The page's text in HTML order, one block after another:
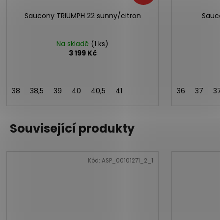
Saucony TRIUMPH 22 sunny/citron
Na skladě (1 ks)
3 199 Kč
38 38,5 39 40 40,5 41 36 37
Související produkty
Kód: ASP_00101271_2_1